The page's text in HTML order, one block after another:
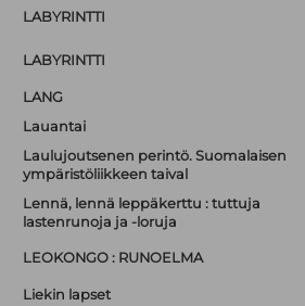
LABYRINTTI
LABYRINTTI
LANG
Lauantai
Laulujoutsenen perintö. Suomalaisen
ympäristöliikkeen taival
Lennä, lennä leppäkerttu : tuttuja
lastenrunoja ja -loruja
LEOKONGO : RUNOELMA
Liekin lapset